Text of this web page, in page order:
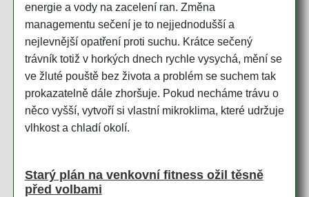
energie a vody na zacelení ran. Změna
managementu sečení je to nejjednodušší a
nejlevnější opatření proti suchu. Krátce sečený
trávník totiž v horkých dnech rychle vysychá, mění se
ve žluté pouště bez života a problém se suchem tak
prokazatelně dále zhoršuje. Pokud necháme trávu o
něco vyšší, vytvoří si vlastní mikroklima, které udržuje
vlhkost a chladí okolí.
Starý plán na venkovní fitness ožil těsně
před volbami